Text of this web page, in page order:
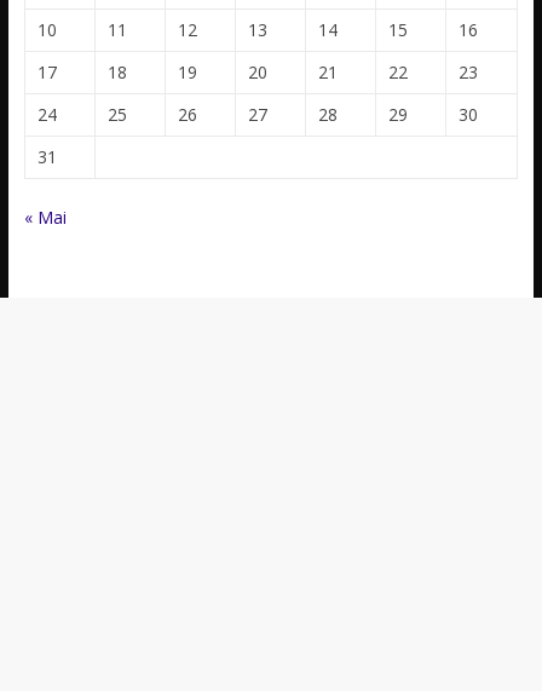
10
11 12 13 14 15
16
17
18 19 20 21 22
23
24
25 26 27 28 29
30
31
« Mai